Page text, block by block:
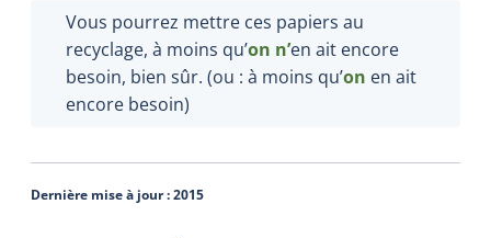
Vous pourrez mettre ces papiers au
recyclage, à moins qu’on n’en ait encore
besoin, bien sûr. (ou : à moins qu’on en ait
encore besoin)
Dernière mise à jour :2015